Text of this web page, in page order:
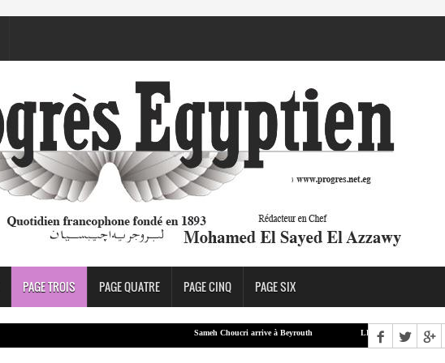
PAGE TROIS PAGE QUATRE PAGE CINQ PAGE SIX
Sameh Choucri arrive à Beyrouth LEA : Aboul Gheit et le